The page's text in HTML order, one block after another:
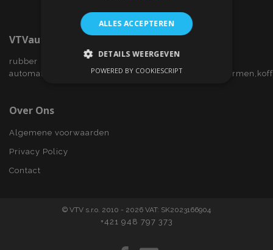
VTVauto.nl
rubber
Over Ons
Algemene voorwaarden
Privacy Policy
Contact
© VTV s.r.o. 2010 - 2026 VAT: SK2023166904
+421 948 797 373
ALLES ACCEPTEREN
DETAILS WEERGEVEN
Strictly necessary cookies allow core website
POWERED BY COOKIESCRIPT